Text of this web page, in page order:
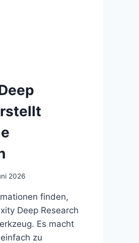
2026
finden,
Deep Research
Es macht
zu